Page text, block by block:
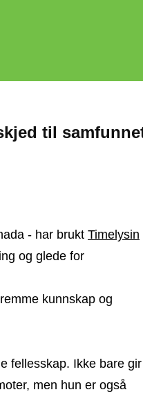
til
- har brukt Timelysin
og glede for
kunnskap og
fellesskap. Ikke bare gir
men hun er også